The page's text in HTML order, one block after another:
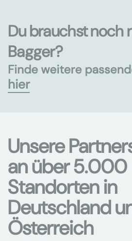
Du brauchst noch
Bagger?
Finde weitere
hier
Unsere
an über 5.000
Standorten in
Deutschland
Österreich